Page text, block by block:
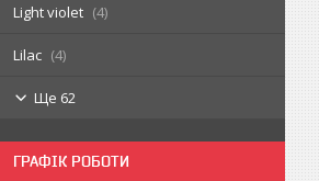
Light violet 4
Lilac 4
Ще 62
ГРАФІК РОБОТИ